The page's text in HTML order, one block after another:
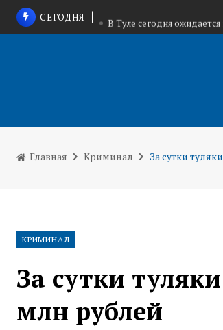
СЕГОДНЯ В Туле сегодня
Главная Криминал За сутки
КРИМИНАЛ
За сутки
млн рублей